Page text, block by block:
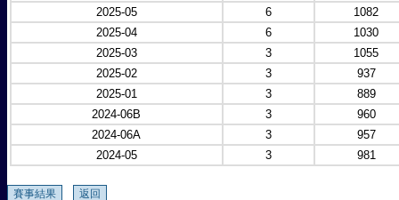
2025-05
6
1082
2025-04
6
1030
2025-03
3
1055
2025-02
3
937
2025-01
3
889
2024-06B
3
960
2024-06A
3
957
2024-05
3 981